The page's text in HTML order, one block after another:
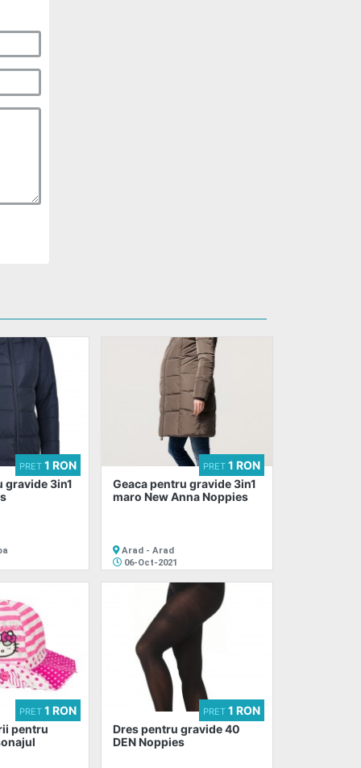
gravide 3in1
PRET 1 RON
Geaca pentru gravide 3in1
maro New Anna Noppies
PRET 1 RON
Arad - Arad
06-Oct-2021
pentru
PRET 1 RON
Dres pentru gravide 40
DEN Noppies
PRET 1 RON